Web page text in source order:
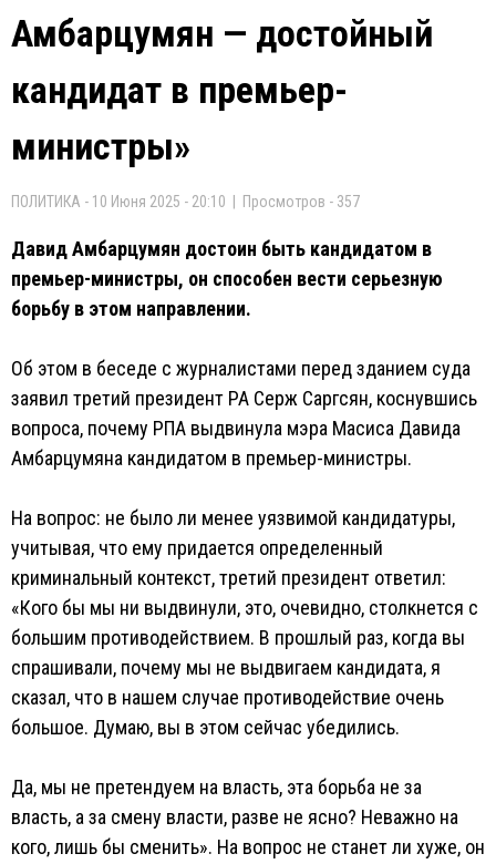
Амбарцумян — достойный
кандидат в премьер-
министры»
ПОЛИТИКА - 10 Июня 2025 - 20:10 | Просмотров - 357
Давид Амбарцумян достоин быть кандидатом в
премьер-министры, он способен вести серьезную
борьбу в этом направлении.
Об этом в беседе с журналистами перед зданием суда
заявил третий президент РА Серж Саргсян, коснувшись
вопроса, почему РПА выдвинула мэра Масиса Давида
Амбарцумяна кандидатом в премьер-министры.
На вопрос: не было ли менее уязвимой кандидатуры,
учитывая, что ему придается определенный
криминальный контекст, третий президент ответил:
«Кого бы мы ни выдвинули, это, очевидно, столкнется с
большим противодействием. В прошлый раз, когда вы
спрашивали, почему мы не выдвигаем кандидата, я
сказал, что в нашем случае противодействие очень
большое. Думаю, вы в этом сейчас убедились.
Да, мы не претендуем на власть, эта борьба не за
власть, а за смену власти, разве не ясно? Неважно на
кого, лишь бы сменить». На вопрос не станет ли хуже, он